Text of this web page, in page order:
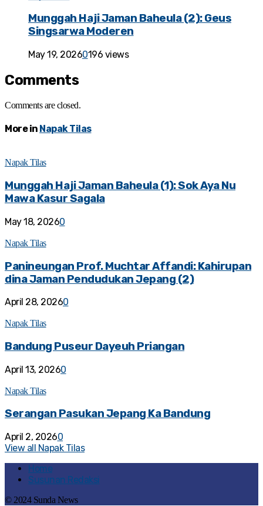
Munggah Haji Jaman Baheula (2): Geus
Singsarwa Moderen
May 19, 20260196 views
Comments
Comments are closed.
More in Napak Tilas
Napak Tilas
Munggah Haji Jaman Baheula (1): Sok Aya Nu
Mawa Kasur Sagala
May 18, 20260
Napak Tilas
Panineungan Prof. Muchtar Affandi: Kahirupan
dina Jaman Pendudukan Jepang (2)
April 28, 20260
Napak Tilas
Bandung Puseur Dayeuh Priangan
April 13, 20260
Napak Tilas
Serangan Pasukan Jepang Ka Bandung
April 2, 20260
View all Napak Tilas
Home
Susunan Redaksi
© 2024 Sunda News